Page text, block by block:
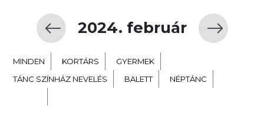
2024. február
MINDEN KORTÁRS
GYERMEK
TÁNC SZÍNHÁZ NEVELÉS
BALETT
NÉPTÁNC